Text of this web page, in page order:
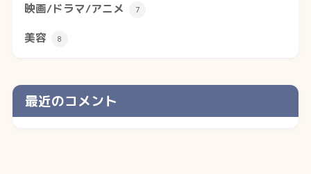
映画/ドラマ/アニメ 7
美容 8
最近のコメント